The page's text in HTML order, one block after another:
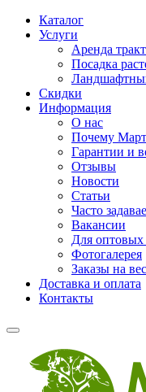
Каталог
Услуги
Аренда
Посадка
Скидки
Информация
О нас
Почему
Гарантии и
Отзывы
Новости
Статьи
Часто
Вакансии
Для оптовых
Фотогалерея
Заказы на
Доставка и оплата
Контакты